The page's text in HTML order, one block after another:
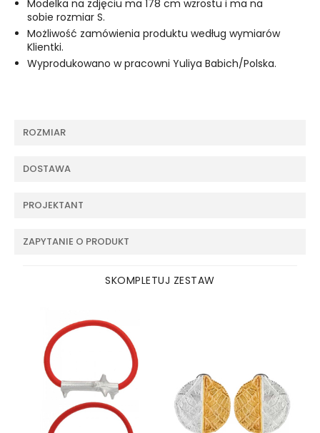
Modelka na zdjęciu ma 178 cm wzrostu i ma na
sobie rozmiar S.
Możliwość zamówienia produktu według wymiarów
Klientki.
Wyprodukowano w pracowni Yuliya Babich/Polska.
ROZMIAR
DOSTAWA
PROJEKTANT
ZAPYTANIE O PRODUKT
SKOMPLETUJ ZESTAW